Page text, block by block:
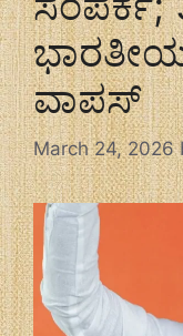
ವಾಪಸ್
March 24, 2026